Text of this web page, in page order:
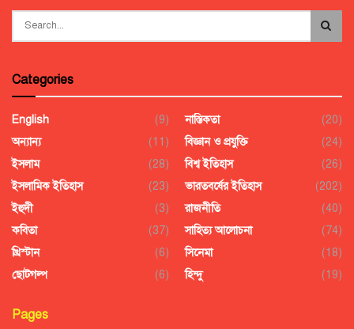
Categories
English
(9)
অন্যান্য
(11)
ইসলাম
(28)
ইসলামিক ইতিহাস
(23)
ইহুদী
(3)
কবিতা
(37)
খ্রিস্টান
(6)
ছোটগল্প
(6)
নাস্তিকতা
(20)
বিজ্ঞান ও প্রযুক্তি
(24)
বিশ্ব ইতিহাস
(26)
ভারতবর্ষের ইতিহাস
(202)
রাজনীতি
(40)
সাহিত্য আলোচনা
(74)
সিনেমা
(18)
হিন্দু
(19)
Pages